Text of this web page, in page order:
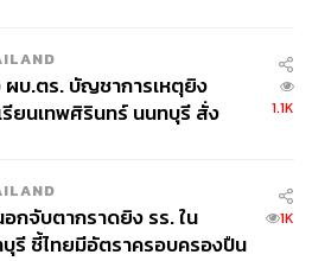
ผบ.ตร. บัญชาการเหตุยิง
รียนเทพศิรินทร์ นนทบุรี สั่ง
1.1K
กจับตากราดยิง รร. ใน
รี ชี้ไทยมีอัตราครอบครองปืน
1K